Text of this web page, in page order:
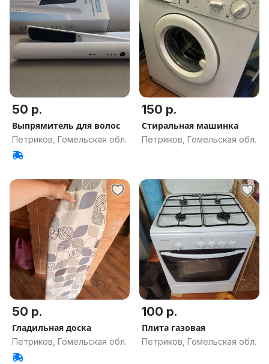
50 р.
Выпрямитель для волос
Петриков, Гомельская обл.
150 р.
Стиральная машинка
Петриков, Гомельская обл.
50 р.
Гладильная доска
Петриков, Гомельская обл.
100 р.
Плита газовая
Петриков, Гомельская обл.